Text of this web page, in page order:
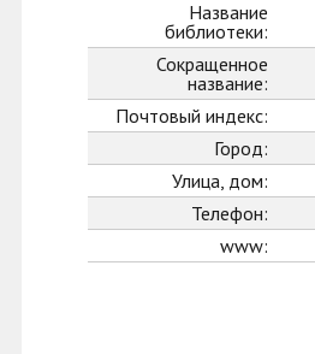
Название
библиотеки:
Сокращенное
название:
Почтовый индекс:
Город:
Улица, дом:
Телефон:
www: